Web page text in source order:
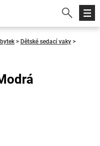
> Dětské sedací vaky >